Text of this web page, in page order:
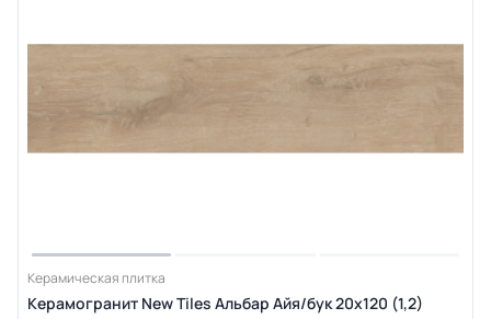
Керамическая плитка
Керамогранит New Tiles Альбар Айя/бук 20x120 (1,2)